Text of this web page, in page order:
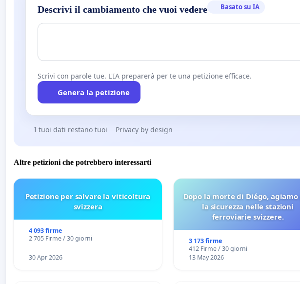
Descrivi il cambiamento che vuoi vedere Basato su IA
Scrivi con parole tue. L'IA preparerà per te una petizione efficace.
Genera la petizione
I tuoi dati restano tuoi Privacy by design
Altre petizioni che potrebbero interessarti
Petizione per salvare la viticoltura
svizzera
4 093 firme
2 705 Firme / 30 giorni
30 Apr 2026
Dopo la morte di Diégo,
la sicurezza nelle stazioni
ferroviarie svizzere.
3 173 firme
412 Firme / 30 giorni
13 May 2026